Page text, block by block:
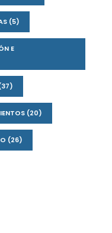
(5)
E
(20)
(26)